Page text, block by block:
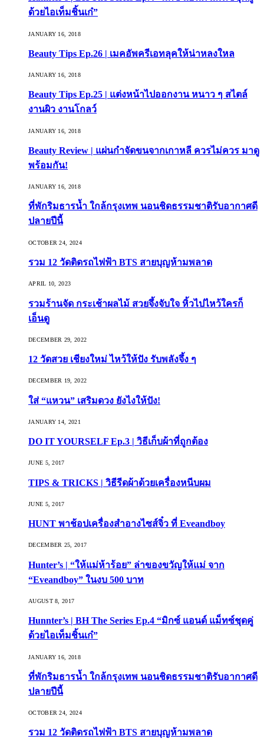
ด้วยไอเท็มชิ้นเก๋”
JANUARY 16, 2018
Beauty Tips Ep.26 | เมคอัพครีเอทลุคให้น่าหลงใหล
JANUARY 16, 2018
Beauty Tips Ep.25 | แต่งหน้าไปออกงาน หนาว ๆ สไตล์
งานผิว งานโกลว์
JANUARY 16, 2018
Beauty Review | แผ่นกำจัดขนจากเกาหลี ควรไม่ควร มาดู
พร้อมกัน!
JANUARY 16, 2018
ที่พักริมธารน้ำ ใกล้กรุงเทพ นอนชิดธรรมชาติรับอากาศดี
ปลายปีนี้
OCTOBER 24, 2024
รวม 12 วัดติดรถไฟฟ้า BTS สายบุญห้ามพลาด
APRIL 10, 2023
รวมร้านจัด กระเช้าผลไม้ สวยจึ้งจับใจ หิ้วไปไหว้ใครก็
เอ็นดู
DECEMBER 29, 2022
12 วัดสวย เชียงใหม่ ไหว้ให้ปัง รับพลังจึ้ง ๆ
DECEMBER 19, 2022
ใส่ “แหวน” เสริมดวง ยังไงให้ปัง!
JANUARY 14, 2021
DO IT YOURSELF Ep.3 | วิธีเก็บผ้าที่ถูกต้อง
JUNE 5, 2017
TIPS & TRICKS | วิธีรีดผ้าด้วยเครื่องหนีบผม
JUNE 5, 2017
HUNT พาช้อปเครื่องสำอางไซส์จิ๋ว ที่ Eveandboy
DECEMBER 25, 2017
Hunter’s | “ให้แม่ห้าร้อย” ล่าของขวัญให้แม่ จาก
“Eveandboy” ในงบ 500 บาท
AUGUST 8, 2017
Hunnter’s | BH The Series Ep.4 “มิกซ์ แอนด์ แม็ทซ์ชุดคู่
ด้วยไอเท็มชิ้นเก๋”
JANUARY 16, 2018
ที่พักริมธารน้ำ ใกล้กรุงเทพ นอนชิดธรรมชาติรับอากาศดี
ปลายปีนี้
OCTOBER 24, 2024
รวม 12 วัดติดรถไฟฟ้า BTS สายบุญห้ามพลาด